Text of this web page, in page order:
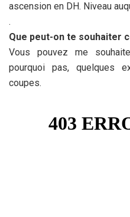
ascension en DH. Niveau
.
Que peut-on te souhaiter
Vous pouvez me
pourquoi pas, quelques
coupes.